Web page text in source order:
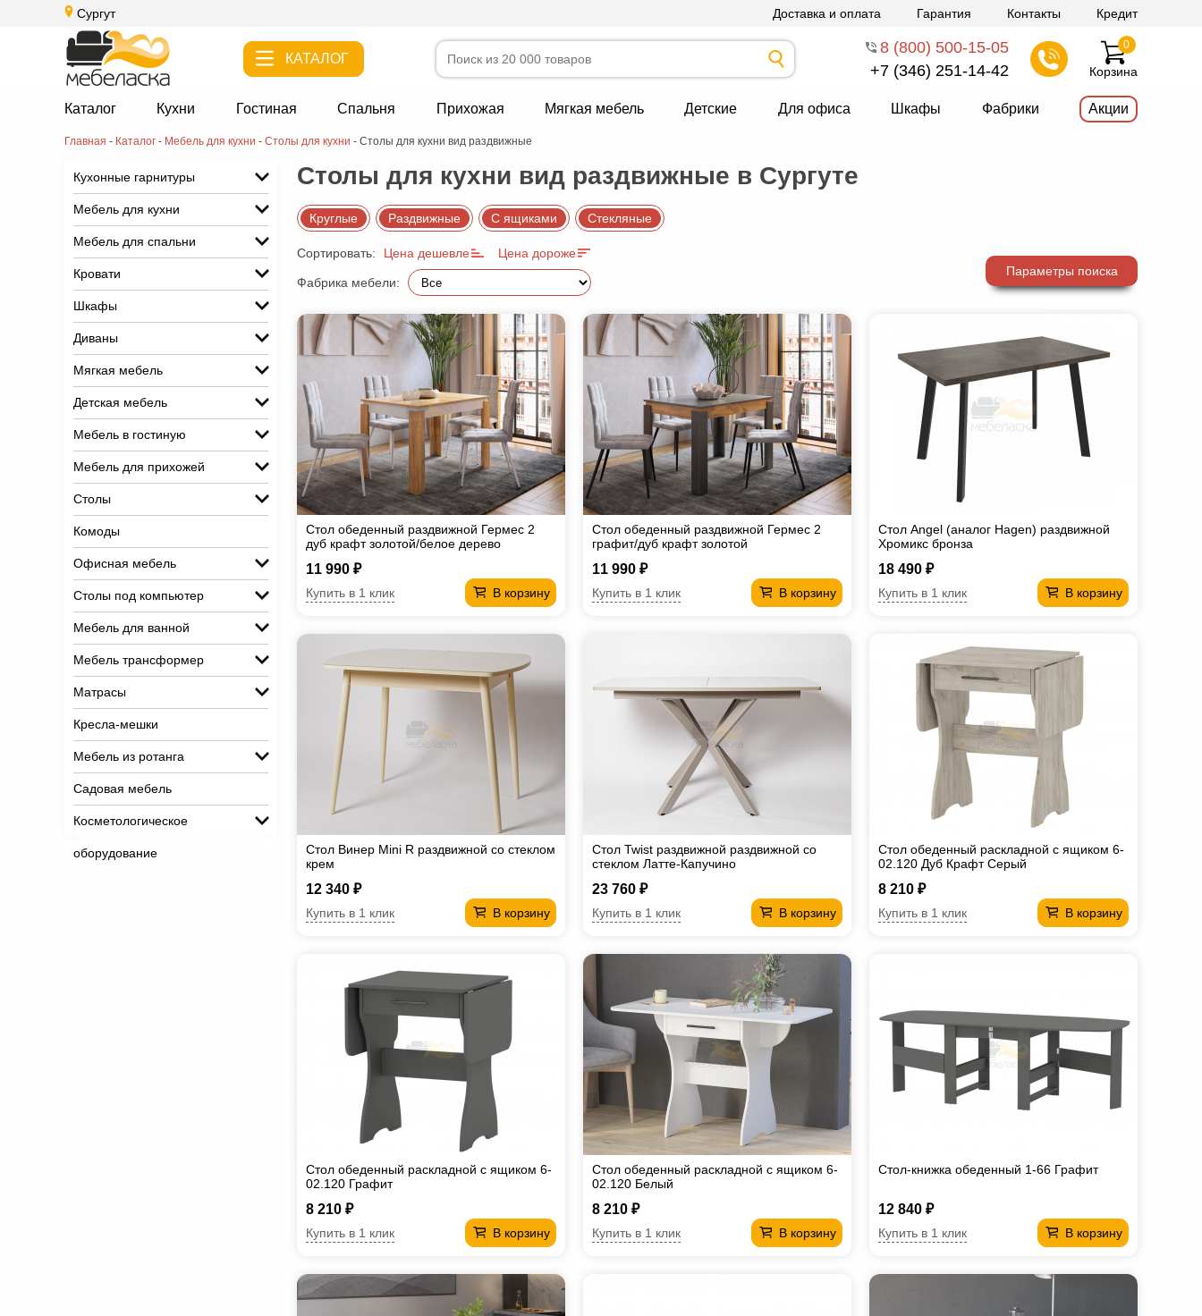
Сургут Доставка и оплата Гарантия Контакты Кредит
КАТАЛОГ
8 (800) 500-15-05
+7 (346) 251-14-42
Корзина
0
Каталог Кухни Гостиная Спальня Прихожая Мягкая мебель Детские Для офиса Шкафы Фабрики Акции
Главная - Каталог - Мебель для кухни - Cтолы для кухни - Cтолы для кухни вид раздвижные
Кухонные гарнитуры
Мебель для кухни
Мебель для спальни
Кровати
Шкафы
Диваны
Мягкая мебель
Детская мебель
Мебель в гостиную
Мебель для прихожей
Столы
Комоды
Офисная мебель
Столы под компьютер
Мебель для ванной
Мебель трансформер
Матрасы
Кресла-мешки
Мебель из ротанга
Садовая мебель
Косметологическое
оборудование
Cтолы для кухни вид раздвижные в Сургуте
Круглые Раздвижные С ящиками Стекляные
Сортировать: Цена дешевле Цена дороже
Фабрика мебели:
Параметры поиска
Стол обеденный раздвижной Гермес 2
дуб крафт золотой/белое дерево
11 990 ₽
В корзину
Купить в 1 клик
Стол обеденный раздвижной Гермес 2
графит/дуб крафт золотой
11 990 ₽
В корзину
Купить в 1 клик
Стол Angel (аналог Hagen) раздвижной
Хромикс бронза
18 490 ₽
В корзину
Купить в 1 клик
Стол Винер Mini R раздвижной со стеклом
крем
12 340 ₽
В корзину
Купить в 1 клик
Стол Twist раздвижной раздвижной со
стеклом Латте-Капучино
23 760 ₽
В корзину
Купить в 1 клик
Стол обеденный раскладной с ящиком 6-
02.120 Дуб Крафт Серый
8 210 ₽
В корзину
Купить в 1 клик
Стол обеденный раскладной с ящиком 6-
02.120 Графит
8 210 ₽
В корзину
Купить в 1 клик
Стол обеденный раскладной с ящиком 6-
02.120 Белый
8 210 ₽
В корзину
Купить в 1 клик
Стол-книжка обеденный 1-66 Графит
12 840 ₽
В корзину
Купить в 1 клик